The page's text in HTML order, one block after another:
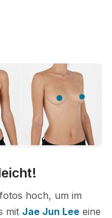
hoch, um im
mit Jae Jun Lee eine